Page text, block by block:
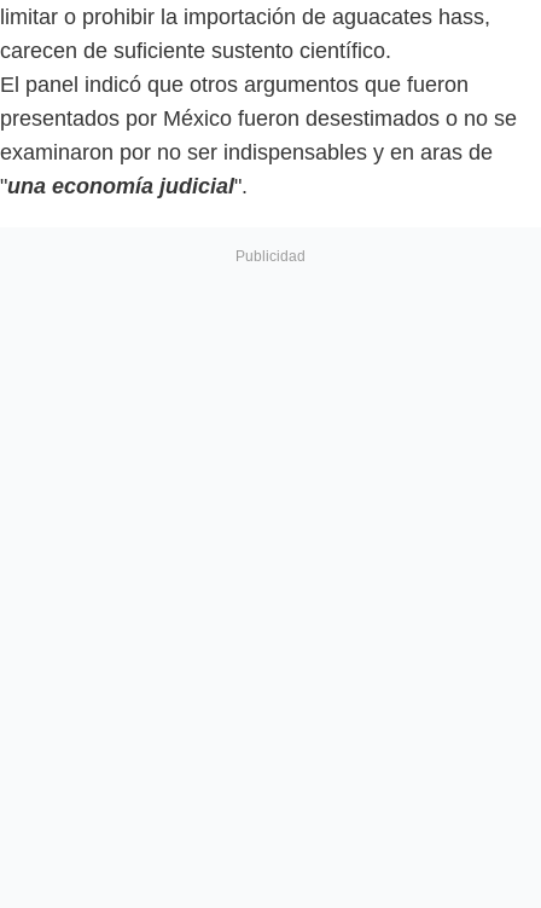
limitar o prohibir la importación de aguacates hass,
carecen de suficiente sustento científico.
El panel indicó que otros argumentos que fueron
presentados por México fueron desestimados o no se
examinaron por no ser indispensables y en aras de
"una economía judicial".